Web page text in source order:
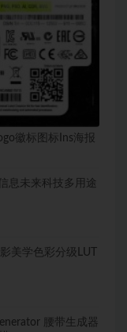
徽标图标Ins海报
息未来科技多用途
美学色彩分级LUT
腰带生成器